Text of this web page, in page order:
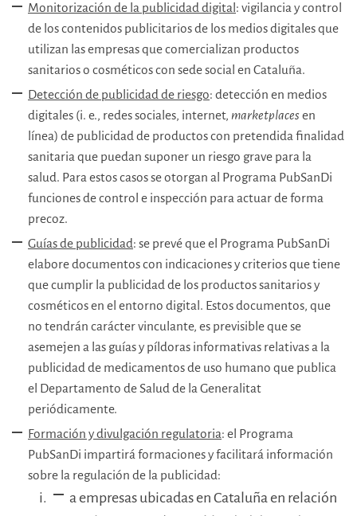
Monitorización de la publicidad digital : vigilancia y control
de los contenidos publicitarios de los medios digitales que
utilizan las empresas que comercializan productos
sanitarios o cosméticos con sede social en Cataluña.
Detección de publicidad de riesgo: detección en medios
digitales (i. e., redes sociales, internet, marketplaces en
línea) de publicidad de productos con pretendida finalidad
sanitaria que puedan suponer un riesgo grave para la
salud. Para estos casos se otorgan al Programa PubSanDi
funciones de control e inspección para actuar de forma
precoz.
Guías de publicidad: se prevé que el Programa PubSanDi
elabore documentos con indicaciones y criterios que tiene
que cumplir la publicidad de los productos sanitarios y
cosméticos en el entorno digital. Estos documentos, que
no tendrán carácter vinculante, es previsible que se
asemejen a las guías y píldoras informativas relativas a la
publicidad de medicamentos de uso humano que publica
el Departamento de Salud de la Generalitat
periódicamente.
Formación y divulgación regulatoria: el Programa
PubSanDi impartirá formaciones y facilitará información
sobre la regulación de la publicidad:
a empresas ubicadas en Cataluña en relación